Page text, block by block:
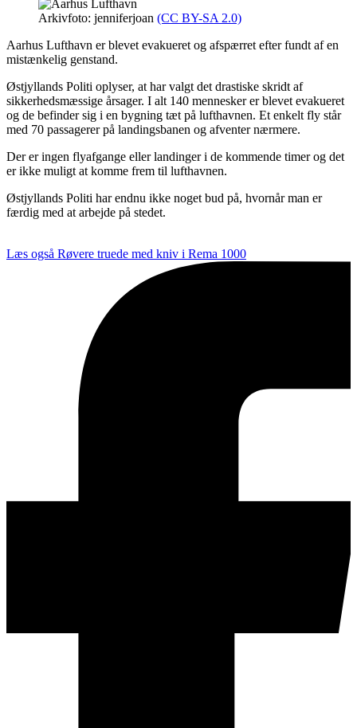
Arkivfoto: jenniferjoan (CC BY-SA 2.0)
Aarhus Lufthavn er blevet evakueret og afspærret efter fundt af en
mistænkelig genstand.
Østjyllands Politi oplyser, at har valgt det drastiske skridt af
sikkerhedsmæssige årsager. I alt 140 mennesker er blevet evakueret
og de befinder sig i en bygning tæt på lufthavnen. Et enkelt fly står
med 70 passagerer på landingsbanen og afventer nærmere.
Der er ingen flyafgange eller landinger i de kommende timer og det
er ikke muligt at komme frem til lufthavnen.
Østjyllands Politi har endnu ikke noget bud på, hvornår man er
færdig med at arbejde på stedet.
Læs også Røvere truede med kniv i Rema 1000